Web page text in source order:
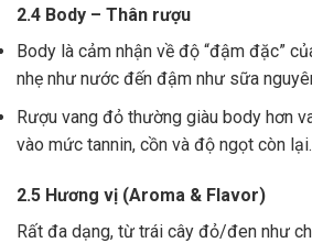
2.4 Body – Thân rượu
Body là cảm nhận về độ “đậm đặc”
nhẹ như nước đến đậm như sữa
Rượu vang đỏ thường giàu body hơn
vào mức tannin, cồn và độ ngọt còn lại.
2.5 Hương vị (Aroma & Flavor)
Rất đa dạng, từ trái cây đỏ/đen như